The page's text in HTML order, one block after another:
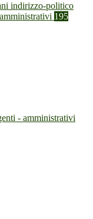
indirizzo-politico
195
- amministrativi